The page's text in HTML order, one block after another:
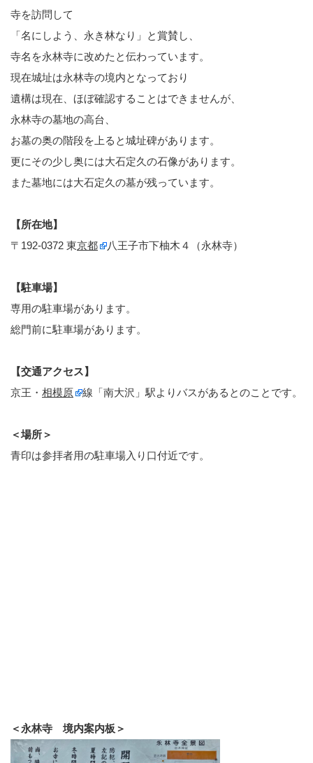
寺を訪問して
「名にしよう、永き林なり」と賞賛し、
寺名を永林寺に改めたと伝わっています。
現在城址は永林寺の境内となっており
遺構は現在、ほぼ確認することはできませんが、
永林寺の墓地の高台、
お墓の奥の階段を上ると城址碑があります。
更にその少し奥には大石定久の石像があります。
また墓地には大石定久の墓が残っています。
【所在地】
〒192-0372 東京都 八王子市下柚木４（永林寺）
【駐車場】
専用の駐車場があります。
総門前に駐車場があります。
【交通アクセス】
京王・ 相模原 線「南大沢」駅よりバスがあるとのことです。
＜場所＞
青印は参拝者用の駐車場入り口付近です。
＜永林寺 境内案内板＞